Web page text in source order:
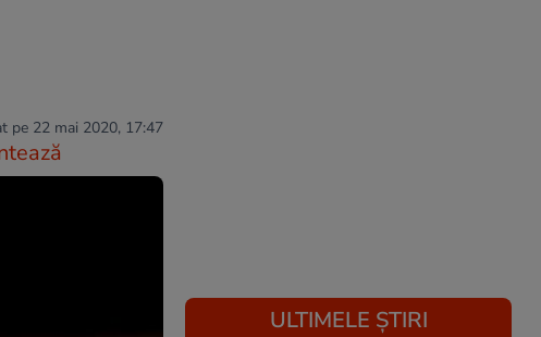
pe 22 mai 2020, 17:47
ULTIMELE ȘTIRI